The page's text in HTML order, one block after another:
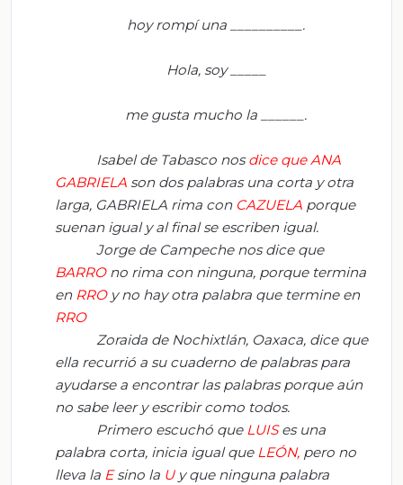
hoy rompí una __________.
Hola, soy _____
me gusta mucho la ______.
Isabel de Tabasco nosdice que ANA
GABRIELA son dos palabras una corta y otra
larga, GABRIELA rima con CAZUELA porque
suenan igual y al final se escriben igual.
Jorge de Campeche nos dice que
BARROno rima con ninguna, porque termina
en RROy no hay otra palabra que termine en
RRO
Zoraida de Nochixtlán, Oaxaca, dice que
ella recurrió a su cuaderno de palabras para
ayudarse a encontrar las palabras porque aún
no sabe leer y escribir como todos.
Primero escuchó que LUISes una
palabra corta, inicia igual que LEÓN, pero no
lleva la Esino la Uy que ninguna palabra